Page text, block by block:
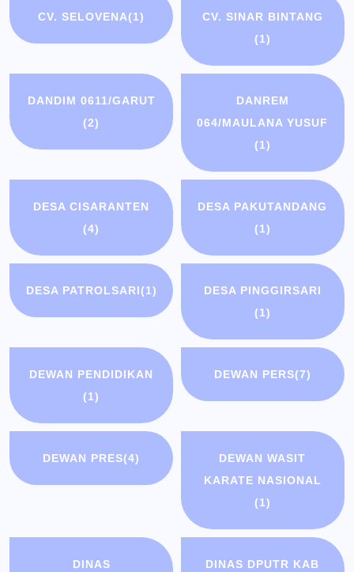
CV. SELOVENA(1)
CV. SINAR BINTANG
(1)
DANDIM 0611/GARUT
(2)
DANREM
064/MAULANA YUSUF
(1)
DESA CISARANTEN
(4)
DESA PAKUTANDANG
(1)
DESA PATROLSARI(1)
DESA PINGGIRSARI
(1)
DEWAN PENDIDIKAN
(1)
DEWAN PERS(7)
DEWAN PRES(4)
DEWAN WASIT
KARATE NASIONAL
(1)
DINAS
DINAS DPUTR KAB